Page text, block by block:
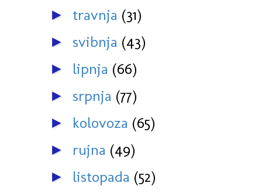
► travnja (31)
► svibnja (43)
► lipnja (66)
► srpnja (77)
► kolovoza (65)
► rujna (49)
► listopada (52)